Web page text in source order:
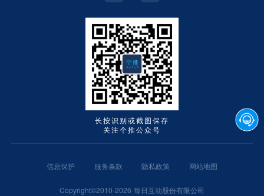
长按识别或截图保存
关注个推公众号
信息保护 服务条款 隐私政策 网站地图
Copyright©2010-2026 每日互动股份有限公司